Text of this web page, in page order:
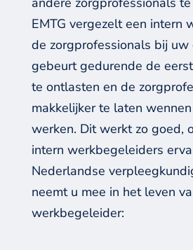
EMTG vergezelt een intern
de zorgprofessionals bij
gebeurt gedurende de
te ontlasten en de
makkelijker te laten
werken. Dit werkt zo goed,
intern werkbegeleiders
Nederlandse
neemt u mee in het leven
werkbegeleider: